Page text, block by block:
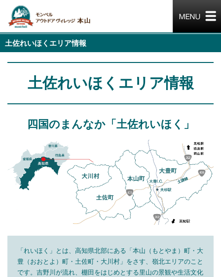
土佐れいほくエリア情報
土佐れいほくエリア情報
四国のまんなか「土佐れいほく」
「れいほく」とは、高知県北部にある「本山（もとやま）町・大
豊（おおとよ）町・土佐町・大川村」をさす、嶺北エリアのこと
です。吉野川が流れ、棚田をはじめとする里山の景観や生活文化